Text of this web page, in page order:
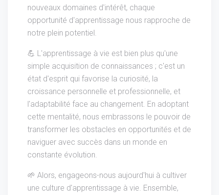
nouveaux domaines d'intérêt, chaque
opportunité d'apprentissage nous rapproche de
notre plein potentiel.
💪 L'apprentissage à vie est bien plus qu'une
simple acquisition de connaissances ; c'est un
état d'esprit qui favorise la curiosité, la
croissance personnelle et professionnelle, et
l'adaptabilité face au changement. En adoptant
cette mentalité, nous embrassons le pouvoir de
transformer les obstacles en opportunités et de
naviguer avec succès dans un monde en
constante évolution.
🌱 Alors, engageons-nous aujourd'hui à cultiver
une culture d'apprentissage à vie. Ensemble,